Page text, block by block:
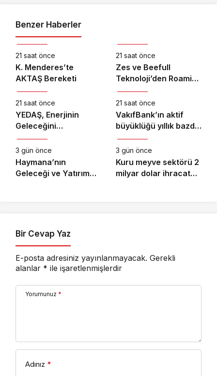
Benzer Haberler
Ekonomi
21 saat önce
K. Menderes’te
AKTAŞ Bereketi
21 saat önce
Zes ve Beefull
Teknoloji’den Roaming
İş Birliği
21 saat önce
YEDAŞ, Enerjinin
Geleceğini
Şekillendirecek Genç
Yetenekleri Arıyor
21 saat önce
VakıfBank’ın aktif
büyüklüğü yıllık bazda
yüzde 28 artışla 5,8
trilyon TL’yi aştı
3 gün önce
Haymana’nın
Geleceği ve Yatırım
3 gün önce
Kuru meyve sektörü 2
milyar dolar ihracat
Bir Cevap Yaz
E-posta adresiniz yayınlanmayacak. Gerekli
alanlar * ile işaretlenmişlerdir
Yorumunuz *
Adınız *